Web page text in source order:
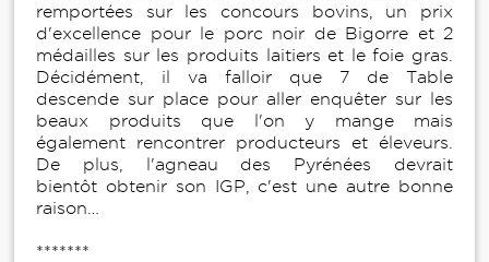
remportées sur les concours bovins, un prix
d'excellence pour le porc noir de Bigorre et 2
médailles sur les produits laitiers et le foie gras.
Décidément, il va falloir que 7 de Table
descende sur place pour aller enquêter sur les
beaux produits que l'on y mange mais
également rencontrer producteurs et éleveurs.
De plus, l'agneau des Pyrénées devrait
bientôt obtenir son IGP, c'est une autre bonne
raison…
*******